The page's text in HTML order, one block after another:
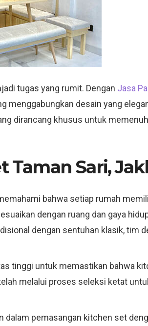
tugas yang rumit. Dengan Jasa
menggabungkan desain yang
dirancang khusus untuk
Taman Sari,
bahwa setiap rumah
dengan ruang dan gaya
dengan sentuhan klasik, tim
tinggi untuk memastikan bahwa
melalui proses seleksi ketat
dalam pemasangan kitchen set